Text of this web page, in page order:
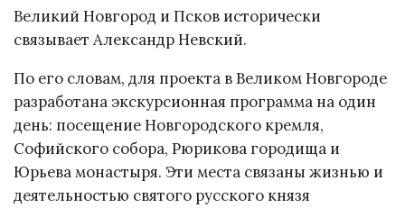
Великий Новгород и Псков исторически
связывает Александр Невский.
По его словам, для проекта в Великом Новгороде
разработана экскурсионная программа на один
день: посещение Новгородского кремля,
Софийского собора, Рюрикова городища и
Юрьева монастыря. Эти места связаны жизнью и
деятельностью святого русского князя